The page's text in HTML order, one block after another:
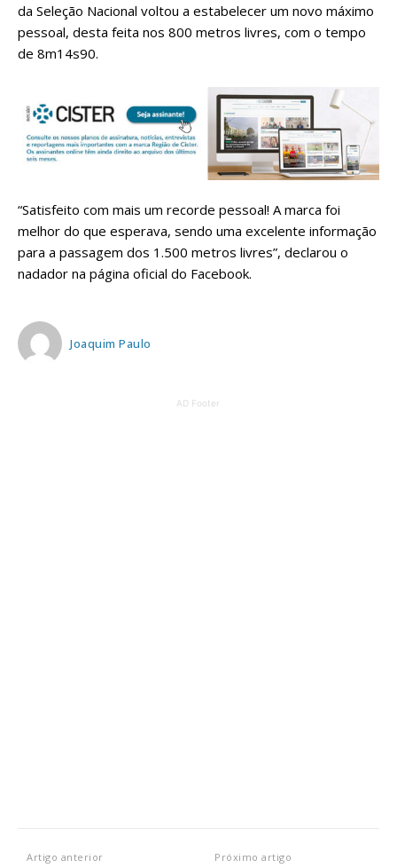
da Seleção Nacional voltou a estabelecer um novo máximo
pessoal, desta feita nos 800 metros livres, com o tempo
de 8m14s90.
“Satisfeito com mais um recorde pessoal! A marca foi
melhor do que esperava, sendo uma excelente informação
para a passagem dos 1.500 metros livres”, declarou o
nadador na página oficial do Facebook.
Joaquim Paulo
AD Footer
Artigo anterior Próximo artigo